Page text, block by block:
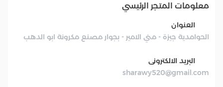
معلومات المتجر الرئيسي
العنوان
الحوامدية جيزة - مني الامير - بجوار مصنع مكرونة ابو الدهب
البريد الالكترونى
sharawy520@gmail.com